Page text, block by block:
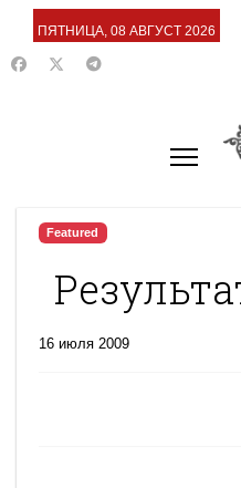
ПЯТНИЦА, 08 АВГУСТ 2026
Featured
16 июля 2009